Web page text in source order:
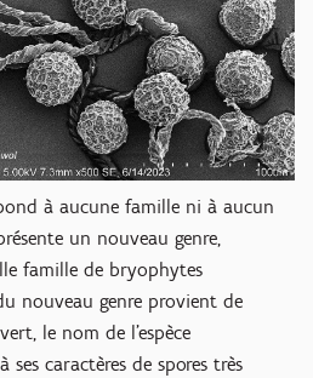
à aucune famille ni à aucun
un nouveau genre,
famille de bryophytes
nouveau genre provient de
le nom de l'espèce
ses caractères de spores très